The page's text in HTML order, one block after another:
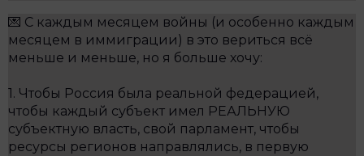
💌 С каждым месяцем войны (и особенно каждым
месяцем в иммиграции) в это вериться всё
меньше и меньше, но я больше хочу:
1. Чтобы Россия была реальной федерацией,
чтобы каждый субъект имел РЕАЛЬНУЮ
субъектную власть, свой парламент, чтобы
ресурсы регионов направлялись, в первую